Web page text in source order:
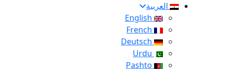
العربية